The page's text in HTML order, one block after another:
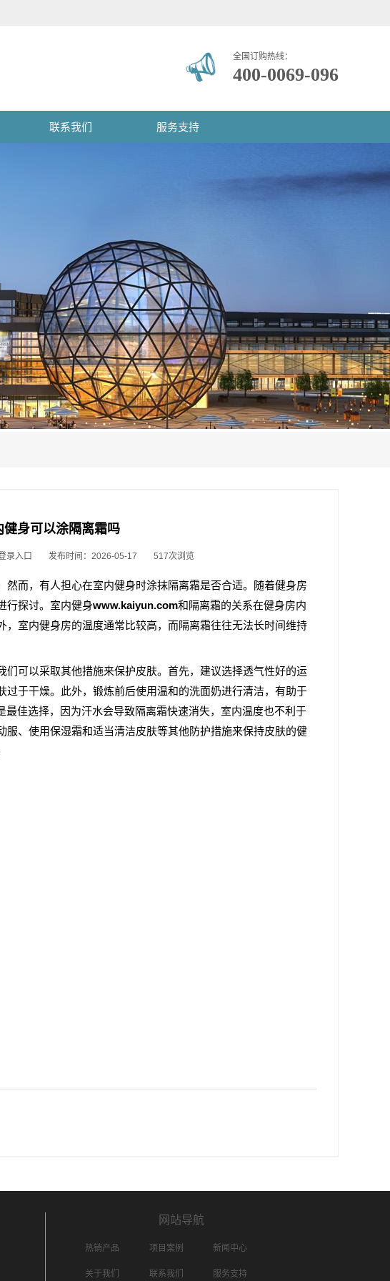
全国订购热线：
400-0069-096
联系我们 服务支持
身可以涂隔离霜吗
录入口 发布时间：2026-05-17 517次浏览
而，有人担心在室内健身时涂抹隔离霜是否合适。随着健身房
行探讨。室内健身www.kaiyun.com和隔离霜的关系在健身房内
室内健身房的温度通常比较高，而隔离霜往往无法长时间维持
可以采取其他措施来保护皮肤。首先，建议选择透气性好的运
于干燥。此外，锻炼前后使用温和的洗面奶进行清洁，有助于
最佳选择，因为汗水会导致隔离霜快速消失，室内温度也不利于
、使用保湿霜和适当清洁皮肤等其他防护措施来保持皮肤的健
网站导航
热销产品 项目案例 新闻中心
关于我们 联系我们 服务支持